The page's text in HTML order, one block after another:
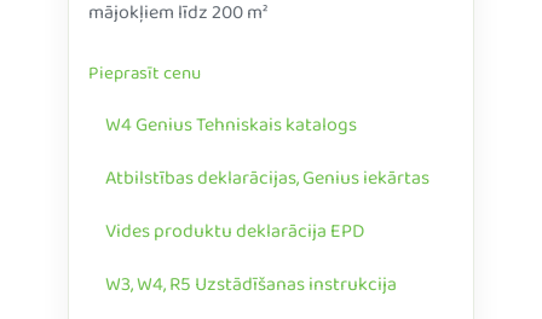
mājokļiem līdz 200 m²
Pieprasīt cenu
W4 Genius Tehniskais katalogs
Atbilstības deklarācijas, Genius iekārtas
Vides produktu deklarācija EPD
W3, W4, R5 Uzstādīšanas instrukcija